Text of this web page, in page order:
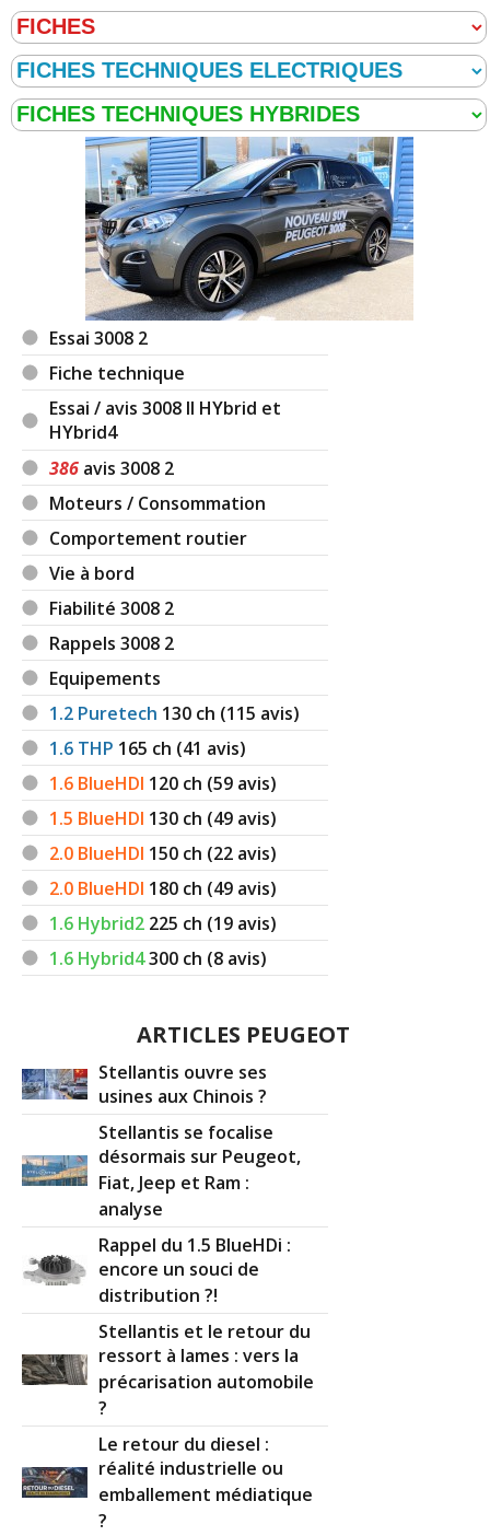
Essai 3008 2
Fiche technique
Essai / avis 3008 II HYbrid et
HYbrid4
386 avis 3008 2
Moteurs / Consommation
Comportement routier
Vie à bord
Fiabilité 3008 2
Rappels 3008 2
Equipements
1.2 Puretech 130 ch (115 avis)
1.6 THP 165 ch (41 avis)
1.6 BlueHDI 120 ch (59 avis)
1.5 BlueHDI 130 ch (49 avis)
2.0 BlueHDI 150 ch (22 avis)
2.0 BlueHDI 180 ch (49 avis)
1.6 Hybrid2 225 ch (19 avis)
1.6 Hybrid4300 ch (8 avis)
ARTICLES PEUGEOT
Stellantis ouvre ses
usines aux Chinois ?
Stellantis se focalise
désormais sur Peugeot,
Fiat, Jeep et Ram :
analyse
Rappel du 1.5 BlueHDi :
encore un souci de
distribution ?!
Stellantis et le retour du
ressort à lames : vers la
précarisation automobile
?
Le retour du diesel :
réalité industrielle ou
emballement médiatique
?